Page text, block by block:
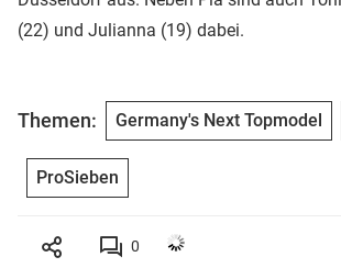
(22) und Julianna (19) dabei.
Themen: Germany's Next Topmodel
ProSieben
0